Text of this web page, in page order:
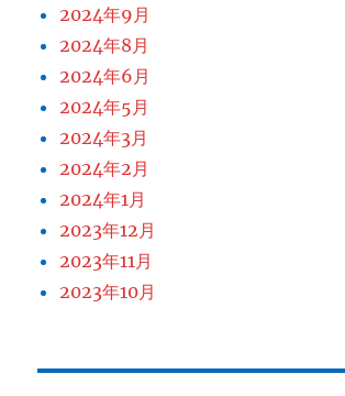
2024年9月
2024年8月
2024年6月
2024年5月
2024年3月
2024年2月
2024年1月
2023年12月
2023年11月
2023年10月